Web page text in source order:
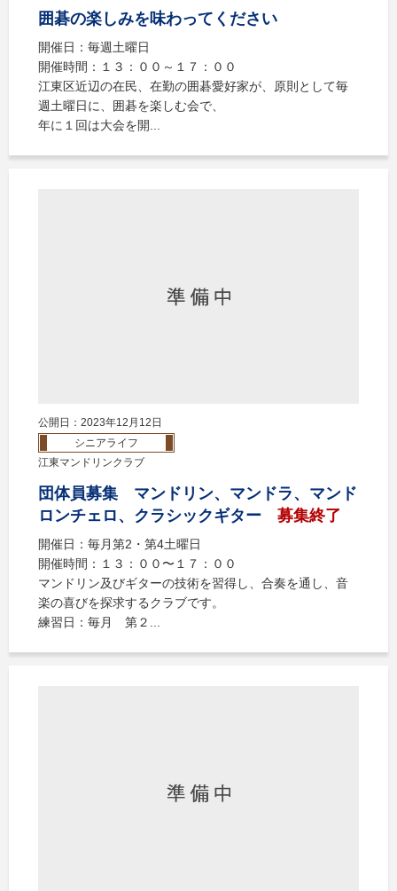
囲碁の楽しみを味わってください
開催日：毎週土曜日
開催時間：１３：００～１７：００
江東区近辺の在民、在勤の囲碁愛好家が、原則として毎
週土曜日に、囲碁を楽しむ会で、
年に１回は大会を開...
公開日：2023年12月12日
シニアライフ
江東マンドリンクラブ
団体員募集 マンドリン、マンドラ、マンド
ロンチェロ、クラシックギター
募集終了
開催日：毎月第2・第4土曜日
開催時間：１３：００〜１７：００
マンドリン及びギターの技術を習得し、合奏を通し、音
楽の喜びを探求するクラブです。
練習日：毎月 第２...